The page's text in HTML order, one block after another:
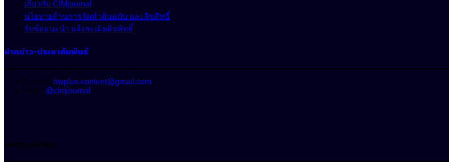
เกี่ยวกับ CIMjournal
นโยบายด้านการจัดทำต้นฉบับ และลิขสิทธิ์
รับข้อแนะนำ แจ้งละเมิดลิขสิทธิ์
ฝากข่าว-ประชาสัมพันธ์
E-mail : hwplus.content@gmail.com
Line : @cimjournal
บทความล่าสุด